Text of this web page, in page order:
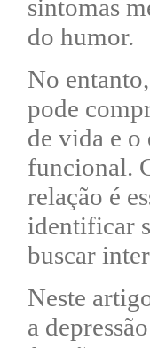
sintomas
do humor.
No
pode
de vida e o
funcional.
relação é
identificar
buscar
Neste
a